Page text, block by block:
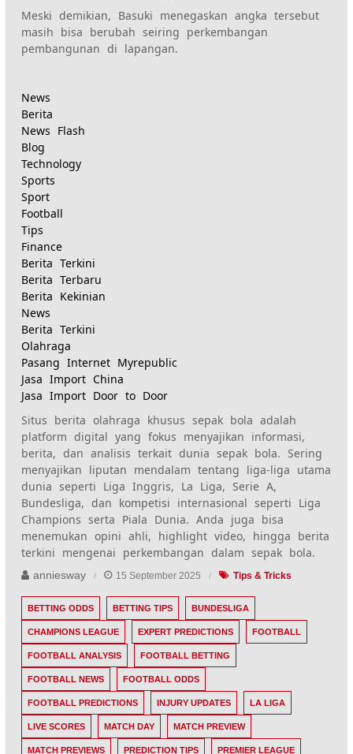
Meski demikian, Basuki menegaskan angka tersebut
masih bisa berubah seiring perkembangan
pembangunan di lapangan.
News
Berita
News Flash
Blog
Technology
Sports
Sport
Football
Tips
Finance
Berita Terkini
Berita Terbaru
Berita Kekinian
News
Berita Terkini
Olahraga
Pasang Internet Myrepublic
Jasa Import China
Jasa Import Door to Door
Situs berita olahraga khusus sepak bola adalah
platform digital yang fokus menyajikan informasi,
berita, dan analisis terkait dunia sepak bola. Sering
menyajikan liputan mendalam tentang liga-liga utama
dunia seperti Liga Inggris, La Liga, Serie A,
Bundesliga, dan kompetisi internasional seperti Liga
Champions serta Piala Dunia. Anda juga bisa
menemukan opini ahli, highlight video, hingga berita
terkini mengenai perkembangan dalam sepak bola.
anniesway 15 September 2025 Tips & Tricks
BETTING ODDS BETTING TIPS BUNDESLIGA
CHAMPIONS LEAGUE EXPERT PREDICTIONS FOOTBALL
FOOTBALL ANALYSIS FOOTBALL BETTING
FOOTBALL NEWS FOOTBALL ODDS
FOOTBALL PREDICTIONS INJURY UPDATES LA LIGA
LIVE SCORES MATCH DAY MATCH PREVIEW
MATCH PREVIEWS PREDICTION TIPS PREMIER LEAGUE